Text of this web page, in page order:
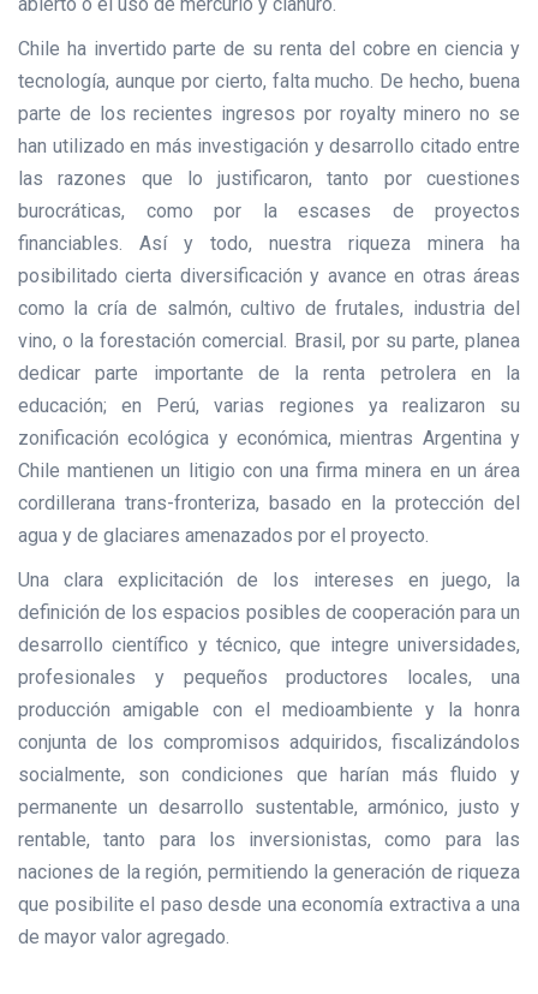
Chile ha invertido parte de su renta del cobre en ciencia y
tecnología, aunque por cierto, falta mucho. De hecho, buena
parte de los recientes ingresos por royalty minero no se
han utilizado en más investigación y desarrollo citado entre
las razones que lo justificaron, tanto por cuestiones
burocráticas, como por la escases de proyectos
financiables. Así y todo, nuestra riqueza minera ha
posibilitado cierta diversificación y avance en otras áreas
como la cría de salmón, cultivo de frutales, industria del
vino, o la forestación comercial. Brasil, por su parte, planea
dedicar parte importante de la renta petrolera en la
educación; en Perú, varias regiones ya realizaron su
zonificación ecológica y económica, mientras Argentina y
Chile mantienen un litigio con una firma minera en un área
cordillerana trans-fronteriza, basado en la protección del
agua y de glaciares amenazados por el proyecto.
Una clara explicitación de los intereses en juego, la
definición de los espacios posibles de cooperación para un
desarrollo científico y técnico, que integre universidades,
profesionales y pequeños productores locales, una
producción amigable con el medioambiente y la honra
conjunta de los compromisos adquiridos, fiscalizándolos
socialmente, son condiciones que harían más fluido y
permanente un desarrollo sustentable, armónico, justo y
rentable, tanto para los inversionistas, como para las
naciones de la región, permitiendo la generación de riqueza
que posibilite el paso desde una economía extractiva a una
de mayor valor agregado.